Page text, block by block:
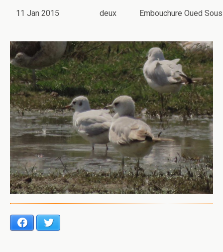
11 Jan 2015 deux Embouchure Oued
Facebook